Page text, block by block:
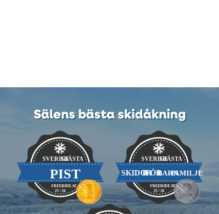
Sälens bästa skidåkning